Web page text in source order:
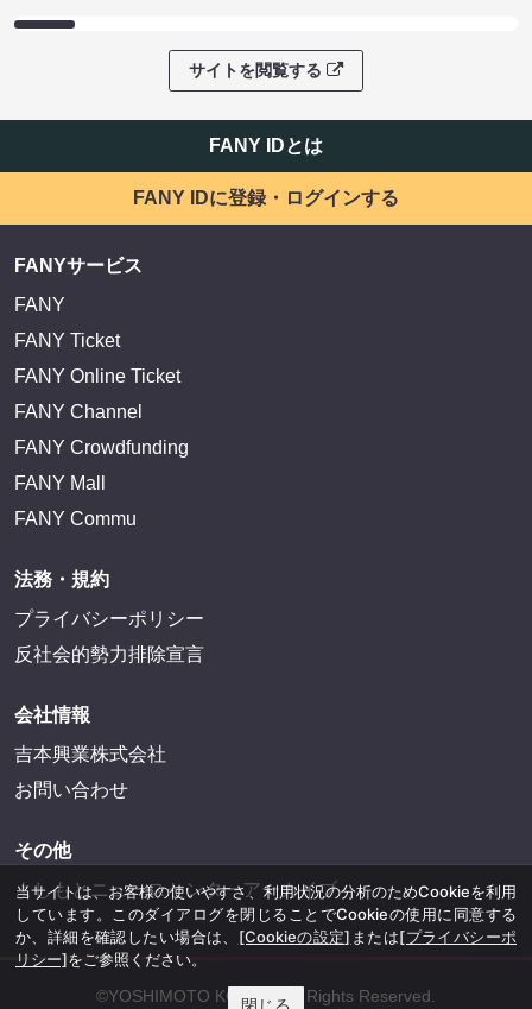
サイトを閲覧する
FANY IDとは
FANY IDに登録・ログインする
FANYサービス
FANY
FANY Ticket
FANY Online Ticket
FANY Channel
FANY Crowdfunding
FANY Mall
FANY Commu
法務・規約
プライバシーポリシー
反社会的勢力排除宣言
会社情報
吉本興業株式会社
お問い合わせ
その他
よしもとニュースセンターアーカイブ
©YOSHIMOTO KOGYO, All Rights Reserved.
当サイトは、お客様の使いやすさ、利用状況の分析のためCookieを利用
しています。このダイアログを閉じることでCookieの使用に同意する
か、詳細を確認したい場合は、 [Cookieの設定] または[プライバシーポ
リシー]をご参照ください。